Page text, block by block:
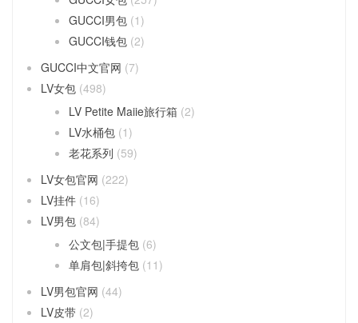
GUCCI男包 (1)
GUCCI钱包 (2)
GUCCI中文官网 (7)
LV女包 (498)
LV Petite Maiie旅行箱 (2)
LV水桶包 (1)
老花系列 (59)
LV女包官网 (222)
LV挂件 (16)
LV男包 (84)
公文包|手提包 (6)
单肩包|斜挎包 (11)
LV男包官网 (44)
LV皮带 (2)